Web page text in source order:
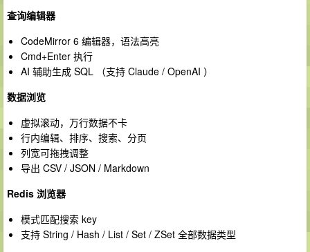
查询编辑器
CodeMirror 6 编辑器，语法高亮
Cmd+Enter 执行
AI 辅助生成 SQL （支持 Claude / OpenAI ）
数据浏览
虚拟滚动，万行数据不卡
行内编辑、排序、搜索、分页
列宽可拖拽调整
导出 CSV / JSON / Markdown
Redis 浏览器
模式匹配搜索 key
支持 String / Hash / List / Set / ZSet 全部数据类型